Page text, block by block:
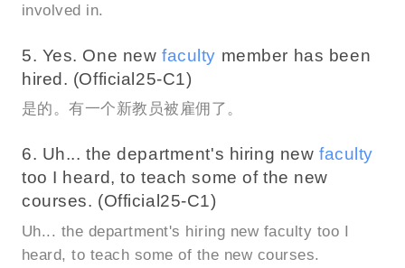
involved in.
5. Yes. One newfaculty member has been
hired. (Official25-C1)
是的。有一个新教员被雇佣了。
6. Uh... the department's hiring newfaculty
too I heard, to teach some of the new
courses. (Official25-C1)
Uh... the department's hiring new faculty too I
heard, to teach some of the new courses.